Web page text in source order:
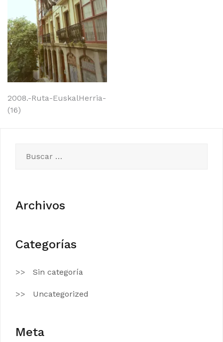
Navegación
de
2008.-Ruta-EuskalHerria-
(16)
Archivos
Categorías
Sin categoría
Uncategorized
Meta